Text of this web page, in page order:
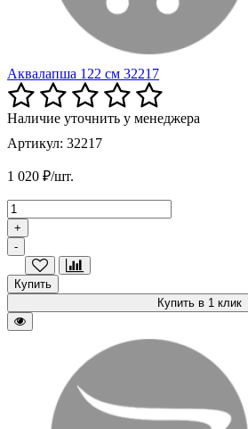
Аквалапша 122 см 32217
Наличие уточнить у менеджера
Артикул: 32217
1 020 ₽/шт.
+
-
Купить
Купить в 1 клик